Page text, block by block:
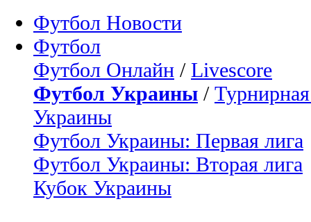
Футбол Новости
Футбол
Футбол Онлайн / Livescore
Футбол Украины /
Украины
Футбол Украины: Первая лига
Футбол Украины: Вторая лига
Кубок Украины